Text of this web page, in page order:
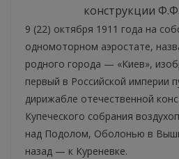
конструкции
9 (22) октября 1911 года на
одномоторном аэростате,
родного города — «Киев»,
первый в Российской империи
дирижабле отечественной
Купеческого собрания
над Подолом, Оболонью в
назад — к Куреневке.